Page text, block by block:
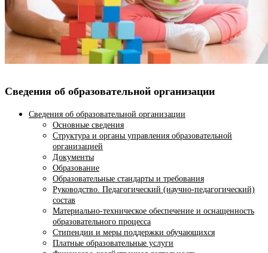
Сведения об образовательной организации
Сведения об образовательной организации
Основные сведения
Структура и органы управления образовательной
организацией
Документы
Образование
Образовательные стандарты и требования
Руководство. Педагогический (научно-педагогический)
состав
Материально-техническое обеспечение и оснащенность
образовательного процесса
Стипендии и меры поддержки обучающихся
Платные образовательные услуги